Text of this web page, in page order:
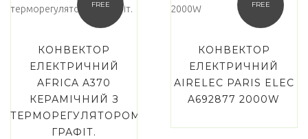
FREE
КОНВЕКТОР
ЕЛЕКТРИЧНИЙ
AFRICA A370
КЕРАМІЧНИЙ З
ТЕРМОРЕГУЛЯТОРОМ,
ГРАФІТ.
FREE
КОНВЕКТОР
ЕЛЕКТРИЧНИЙ
AIRELEC PARIS ELEC
A692877 2000W